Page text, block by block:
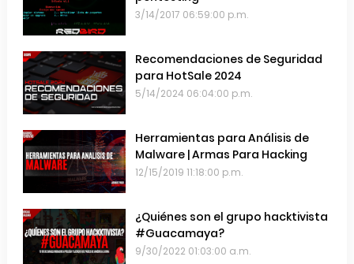
3/14/2017 06:59:00 p.m.
Recomendaciones de Seguridad
para HotSale 2024
5/14/2024 06:04:00 p.m.
Herramientas para Análisis de
Malware | Armas Para Hacking
12/15/2019 11:18:00 p.m.
¿Quiénes son el grupo hacktivista
#Guacamaya?
9/30/2022 01:03:00 a.m.